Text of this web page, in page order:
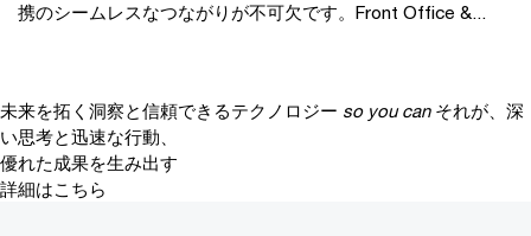
携のシームレスなつながりが不可欠です。Front Office &...
未来を拓く洞察と信頼できるテクノロジー so you can それが、深
い思考と迅速な行動、
優れた成果を生み出す
詳細はこちら